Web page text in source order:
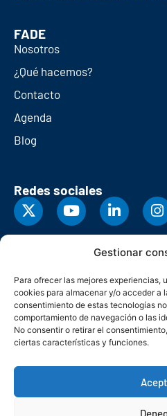
Gestionar
Para ofrecer las mejores experiencias,
cookies para almacenar y/o acceder a
consentimiento de estas tecnologías
comportamiento de navegación o las
No consentir o retirar el
ciertas características y funciones.
FADE
Nosotros
¿Qué hacemos?
Contacto
Agenda
Blog
Redes sociales
© Copyright 2026. Federación
Política de privacidadPolítica de
Canal